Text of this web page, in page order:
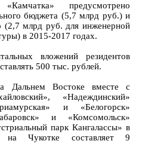
предусмотрено
бюджета (5,7 млрд руб.) и
(2,7 млрд руб. для инженерной
в 2015-2017 годах.
вложений резидентов
500 тыс. рублей.
Востоке вместе с
«Надеждинский»
и «Белогорск»
и «Комсомольск»
парк Кангалассы» в
на Чукотке составляет 9